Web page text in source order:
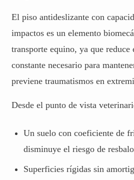
El piso antideslizante con
impactos es un elemento
transporte equino, ya que reduce
constante necesario para
previene traumatismos en
Desde el punto de vista
Un suelo con coeficiente de
disminuye el riesgo de
Superficies rígidas sin